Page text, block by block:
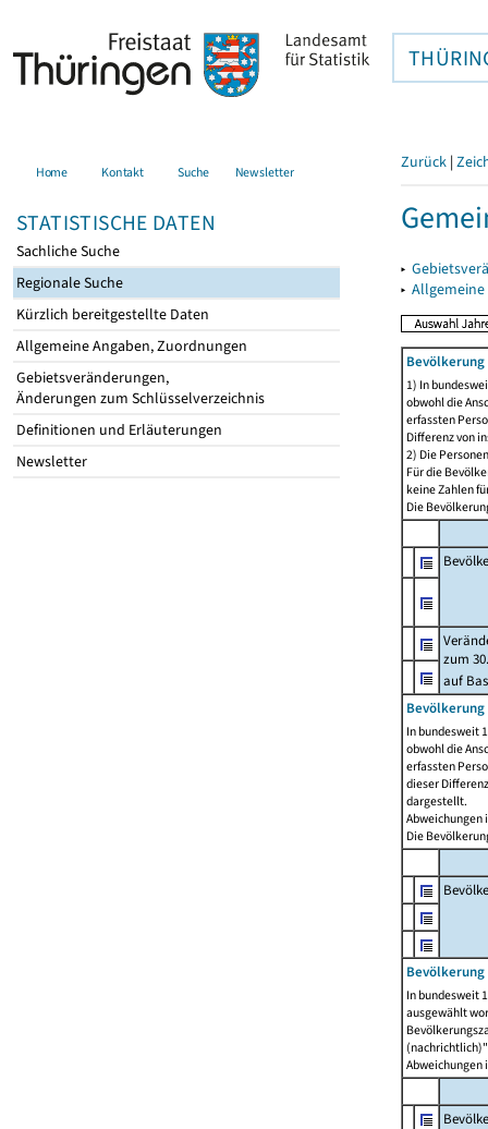
Home Kontakt Suche Newsletter
STATISTISCHE DATEN
Sachliche Suche
Regionale Suche
Kürzlich bereitgestellte Daten
Allgemeine Angaben, Zuordnungen
Gebietsveränderungen,
Änderungen zum Schlüsselverzeichnis
Definitionen und Erläuterungen
Newsletter
Zurück |
▸
▸
1) In
obwohl die
erfassten
Differenz von
2) Die
Für die
keine Zahlen
Die
zum
auf
Bevölkerung
In bundesweit
obwohl die
erfassten
dieser
dargestellt.
Abweichungen
Die
In bundesweit
ausgewählt
Abweichungen